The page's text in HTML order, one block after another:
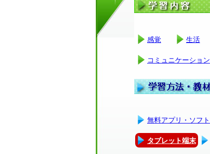
感覚
生活
コミュニケーション
無料アプリ・ソフト
タブレット端末